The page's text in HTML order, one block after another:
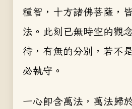
種智，十方諸佛菩薩，
法。此刻已無時空的觀
待，有無的分別，若不
必執守。
一心即含萬法，萬法歸